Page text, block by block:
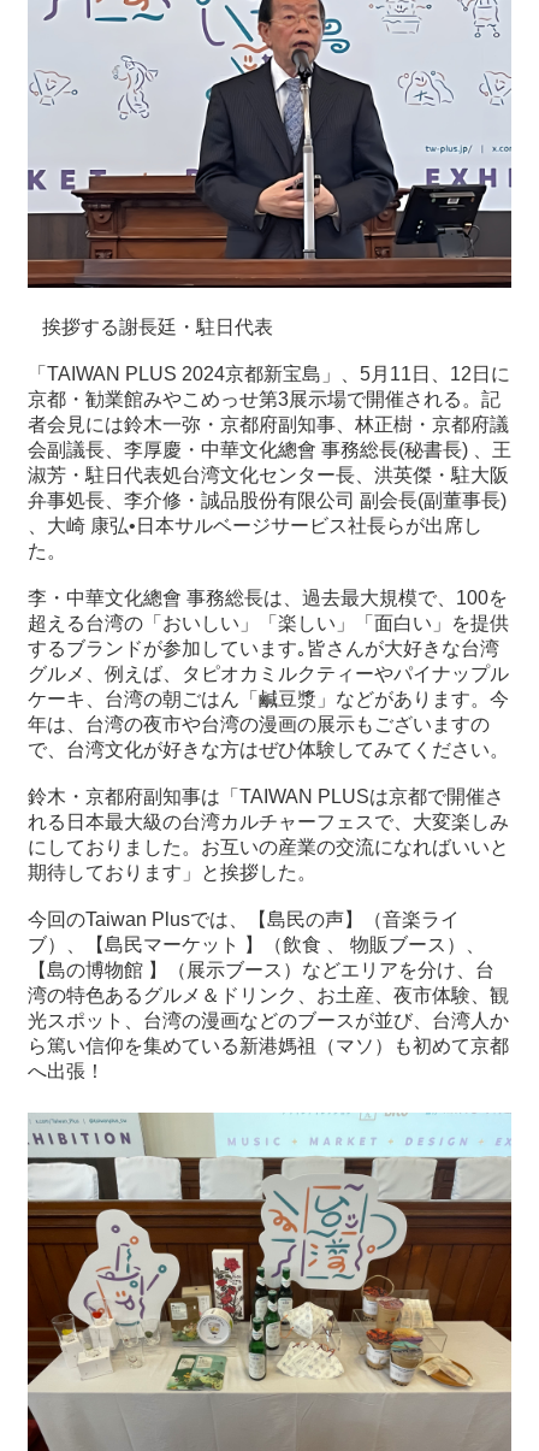
マ
ッ
挨拶する謝長廷・駐日代表
「TAIWAN PLUS 2024京都新宝島」、5月11日、12日に
京都・勧業館みやこめっせ第3展示場で開催される。記
者会見には鈴木一弥・京都府副知事、林正樹・京都府議
会副議長、李厚慶・中華文化總會 事務総長(秘書長) 、王
淑芳・駐日代表処台湾文化センター長、洪英傑・駐大阪
弁事処長、李介修・誠品股份有限公司 副会長(副董事長)
、大崎 康弘•日本サルベージサービス社長らが出席し
た。
李・中華文化總會 事務総長は、過去最大規模で、100を
超える台湾の「おいしい」「楽しい」「面白い」を提供
するブランドが参加しています｡皆さんが大好きな台湾
グルメ、例えば、タピオカミルクティーやパイナップル
ケーキ、台湾の朝ごはん「鹹豆漿」などがあります。今
年は、台湾の夜市や台湾の漫画の展示もございますの
で、台湾文化が好きな方はぜひ体験してみてください。
鈴木・京都府副知事は「TAIWAN PLUSは京都で開催さ
れる日本最大級の台湾カルチャーフェスで、大変楽しみ
にしておりました。お互いの産業の交流になればいいと
期待しております」と挨拶した。
今回のTaiwan Plusでは、【島民の声】（音楽ライ
ブ）、【島民マーケット 】（飲食 、 物販ブース）、
【島の博物館 】（展示ブース）などエリアを分け、台
湾の特色あるグルメ＆ドリンク、お土産、夜市体験、観
光スポット、台湾の漫画などのブースが並び、台湾人か
ら篤い信仰を集めている新港媽祖（マソ）も初めて京都
へ出張！